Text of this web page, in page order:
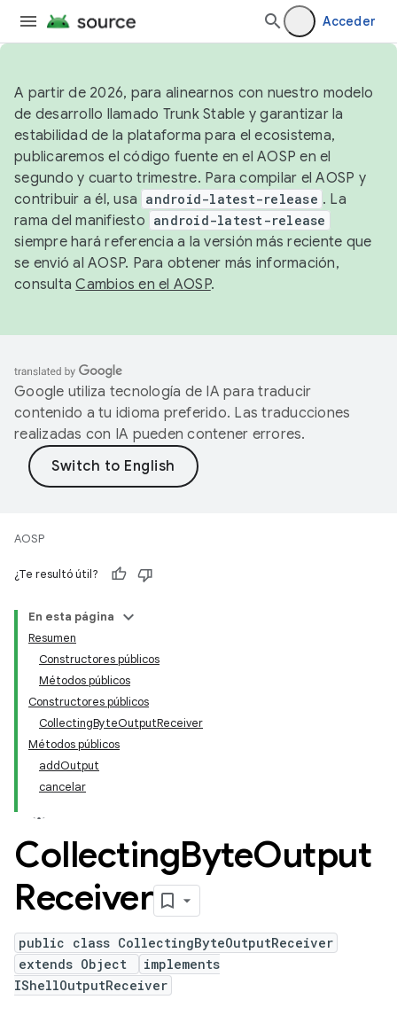
Acceder
A partir de 2026, para alinearnos con nuestro modelo
de desarrollo llamado Trunk Stable y garantizar la
estabilidad de la plataforma para el ecosistema,
publicaremos el código fuente en el AOSP en el
segundo y cuarto trimestre. Para compilar el AOSP y
contribuir a él, usa android-latest-release . La
rama del manifiesto android-latest-release
siempre hará referencia a la versión más reciente que
se envió al AOSP. Para obtener más información,
consultaCambios en el AOSP.
Google utiliza tecnología de IA para traducir
contenido a tu idioma preferido. Las traducciones
realizadas con IA pueden contener errores.
AOSP
¿Te resultó útil?
En esta página
Resumen
Constructores públicos
Métodos públicos
Constructores públicos
CollectingByteOutputReceiver
Métodos públicos
addOutput
cancelar
CollectingByteOutput
Receiver
public class CollectingByteOutputReceiver
extends Object
implements
IShellOutputReceiver